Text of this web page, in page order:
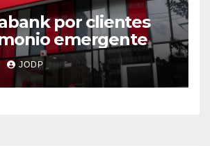
por clientes
emergente
JODP